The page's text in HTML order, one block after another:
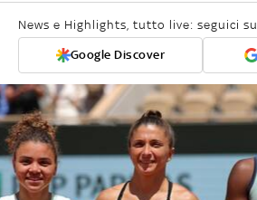
News e Highlights, tutto live: seguici su
Google Discover